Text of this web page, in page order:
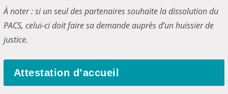
À noter : si un seul des partenaires souhaite la dissolution du
PACS, celui-ci doit faire sa demande auprès d’un huissier de
justice.
Attestation d’accueil